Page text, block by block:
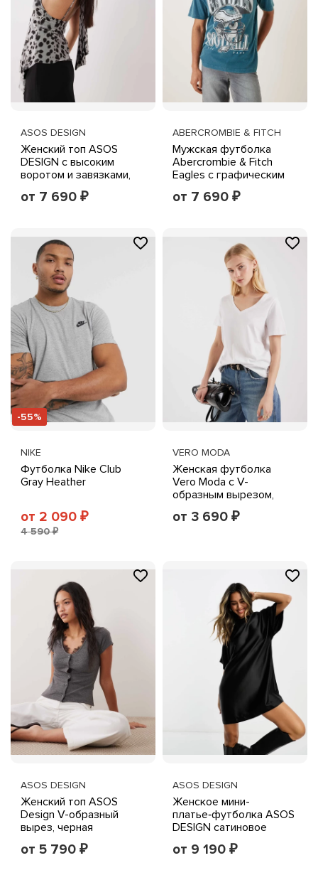
ASOS DESIGN
Женский топ ASOS
DESIGN с высоким
воротом и завязками,
абстрактный животный
принт
от 7 690 ₽
ABERCROMBIE & FITCH
Мужская футболка
Abercrombie & Fitch
Eagles с графическим
принтом на груди,
средне-голубая
от 7 690 ₽
-55%
NIKE
Футболка Nike Club
Gray Heather
от 2 090 ₽
4 590 ₽
VERO MODA
Женская футболка
Vero Moda с V-
образным вырезом,
от 3 690 ₽
ASOS DESIGN
Женский топ ASOS
Design V-образный
вырез, черная
кружевная отделка,
серый
от 5 790 ₽
ASOS DESIGN
Женское мини-
платье‑футболка ASOS
DESIGN сатиновое
свободного кроя,
черное
от 9 190 ₽